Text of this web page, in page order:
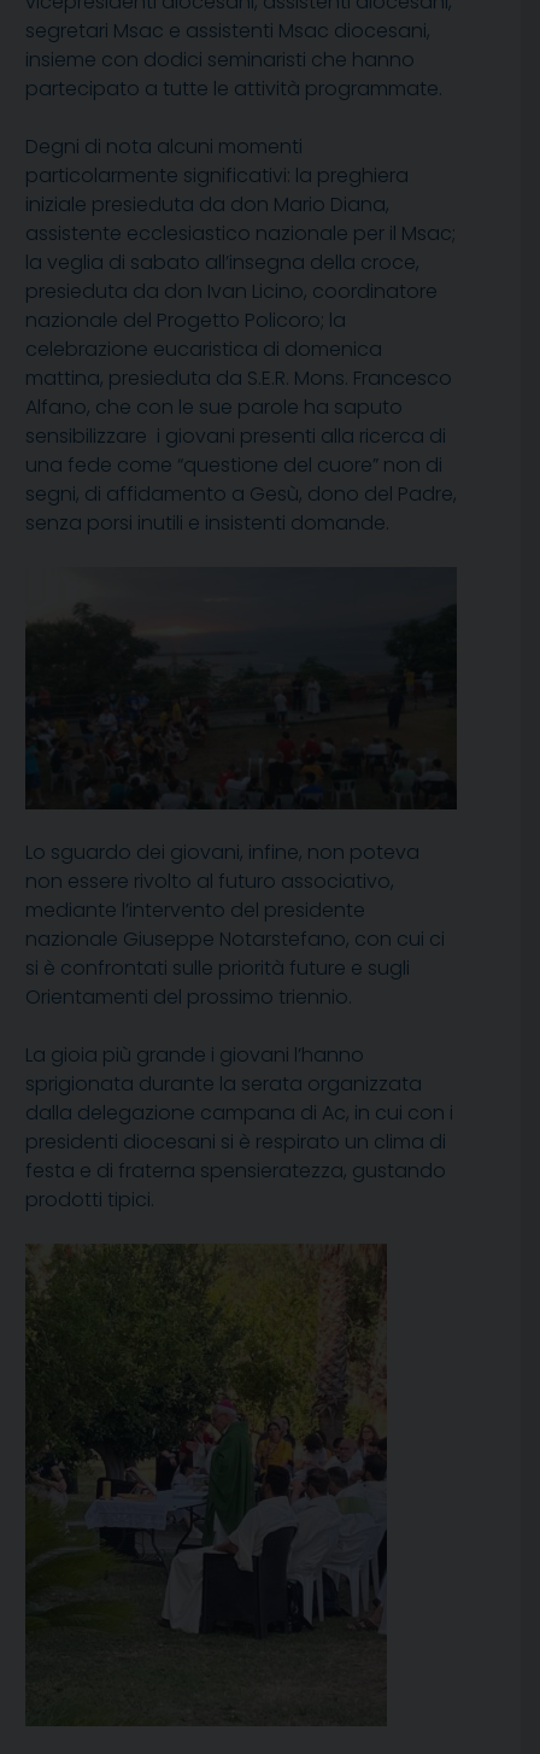
segretari Msac e assistenti Msac diocesani,
insieme con dodici seminaristi che hanno
partecipato a tutte le attività programmate.
Degni di nota alcuni momenti
particolarmente significativi: la preghiera
iniziale presieduta da don Mario Diana,
assistente ecclesiastico nazionale per il Msac;
la veglia di sabato all’insegna della croce,
presieduta da don Ivan Licino, coordinatore
nazionale del Progetto Policoro; la
celebrazione eucaristica di domenica
mattina, presieduta da S.E.R. Mons. Francesco
Alfano, che con le sue parole ha saputo
sensibilizzare i giovani presenti alla ricerca di
una fede come “questione del cuore” non di
segni, di affidamento a Gesù, dono del Padre,
senza porsi inutili e insistenti domande.
Lo sguardo dei giovani, infine, non poteva
non essere rivolto al futuro associativo,
mediante l’intervento del presidente
nazionale Giuseppe Notarstefano, con cui ci
si è confrontati sulle priorità future e sugli
Orientamenti del prossimo triennio.
La gioia più grande i giovani l’hanno
sprigionata durante la serata organizzata
dalla delegazione campana di Ac, in cui con i
presidenti diocesani si è respirato un clima di
festa e di fraterna spensieratezza, gustando
prodotti tipici.